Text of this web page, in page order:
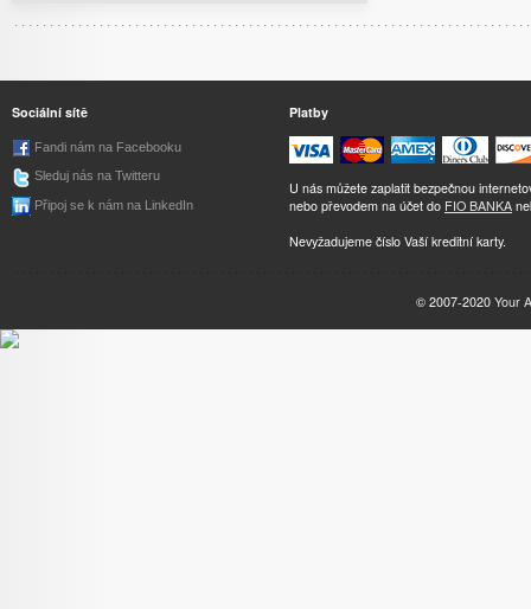
Sociální sítě
Fandi nám na Facebooku
Sleduj nás na Twitteru
Připoj se k nám na LinkedIn
Platby
U nás můžete zaplatit bezpečnou
nebo převodem na účet do FIO BANKA
Nevyžadujeme číslo Vaší kreditní karty.
© 2007-2020 Your